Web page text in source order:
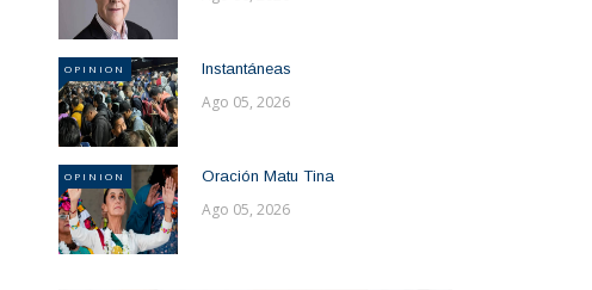
OPINION Instantáneas
Ago 05, 2026
OPINION Oración Matu Tina
Ago 05, 2026